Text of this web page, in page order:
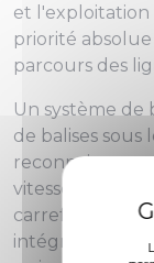
et l'exploitation
priorité
parcours des
Un système de
de balises
vitesse et de
carrefours. Ces
intégrés au